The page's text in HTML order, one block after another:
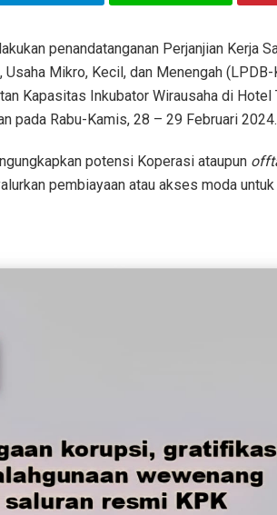
penandatanganan Perjanjian Kerja
Mikro, Kecil, dan Menengah
Kapasitas Inkubator Wirausaha di Hotel
pada Rabu-Kamis, 28 – 29 Februari 2024.
potensi Koperasi ataupun
pembiayaan atau akses moda